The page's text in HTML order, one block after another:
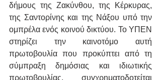
δήμους της Ζακύνθου, της Κέρκυρας,
της Σαντορίνης και της Νάξου υπό την
ομπρέλα ενός κοινού δικτύου. Το ΥΠΕΝ
στηρίζει την καινοτόμο αυτή
πρωτοβουλία που προκύπτει από τη
σύμπραξη δημόσιας και ιδιωτικής
πρωτοβουλίας, συγχρηματοδοτείται